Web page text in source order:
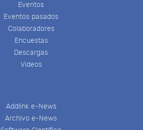
Eventos
Eventos pasados
Colaboradores
Encuestas
Descargas
Videos
Addlink e-News
Archivo e-News